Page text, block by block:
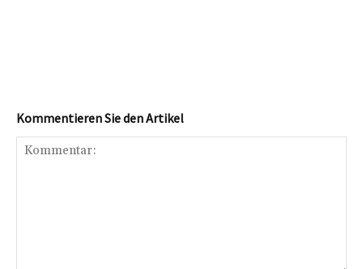
Kommentieren Sie den Artikel